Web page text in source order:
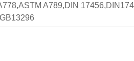
A789,DIN